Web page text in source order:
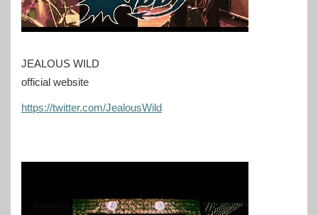
JEALOUS WILD
official website
https://twitter.com/JealousWild